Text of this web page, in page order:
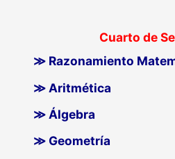
Cuarto de
≫ Razonamiento
≫ Aritmética
≫ Álgebra
≫ Geometría